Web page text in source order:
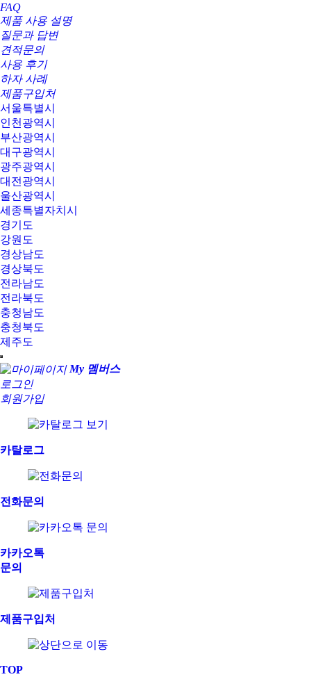
FAQ
제품 사용 설명
질문과 답변
견적문의
사용 후기
하자 사례
제품구입처
서울특별시
인천광역시
부산광역시
대구광역시
광주광역시
대전광역시
울산광역시
세종특별자치시
경기도
강원도
경상남도
경상북도
전라남도
전라북도
충청남도
충청북도
제주도
My 멤버스
로그인
회원가입
카탈로그
전화문의
카카오톡
문의
제품구입처
TOP